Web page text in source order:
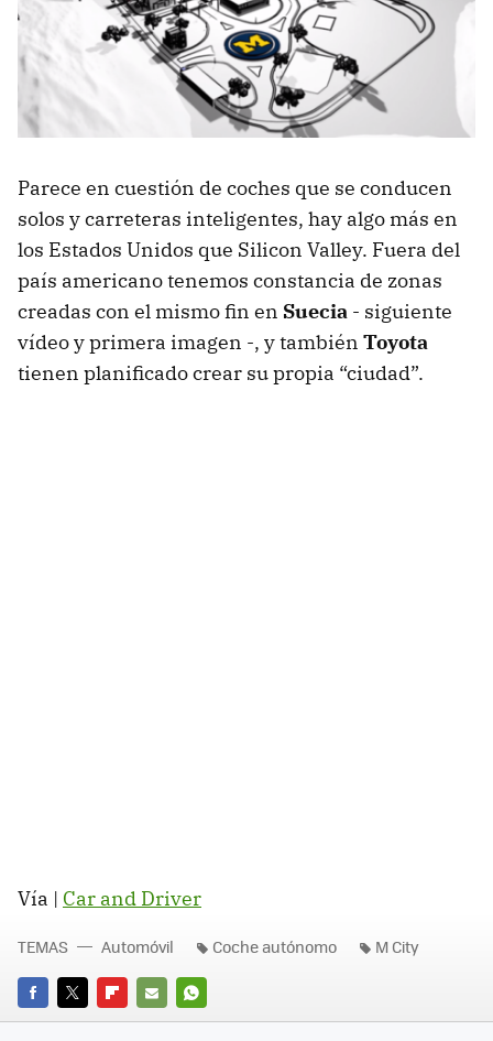
Parece en cuestión de coches que se conducen
solos y carreteras inteligentes, hay algo más en
los Estados Unidos que Silicon Valley. Fuera del
país americano tenemos constancia de zonas
creadas con el mismo fin en Suecia - siguiente
vídeo y primera imagen -, y también Toyota
tienen planificado crear su propia “ciudad”.
Vía | Car and Driver
FACEBOOK
TWITTERFLIPBOARD
E- WHATSAPP
TEMAS Automóvil Coche autónomo M City